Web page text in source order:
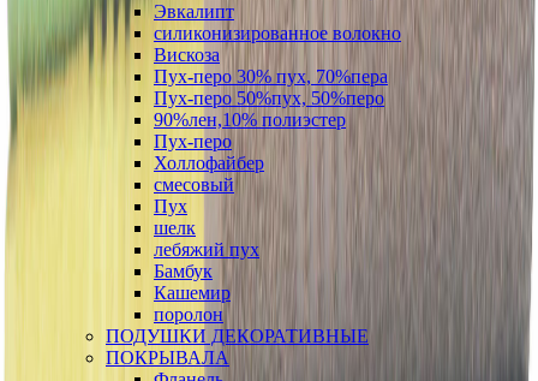
Эвкалипт
силиконизированное волокно
Вискоза
Пух-перо 30% пух, 70%пера
Пух-перо 50%пух, 50%перо
90%лен,10% полиэстер
Пух-перо
Холлофайбер
смесовый
Пух
шелк
лебяжий пух
Бамбук
Кашемир
поролон
ПОДУШКИ ДЕКОРАТИВНЫЕ
ПОКРЫВАЛА